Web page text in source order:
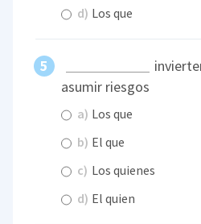
d) Los que
asumir riesgos
a) Los que
b) El que
c) Los quienes
d) El quien